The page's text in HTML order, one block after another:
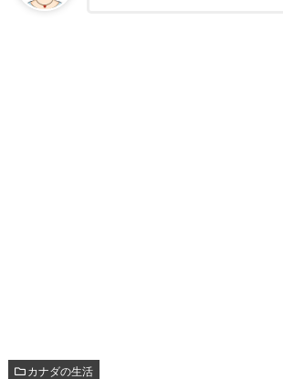
カナダの生活